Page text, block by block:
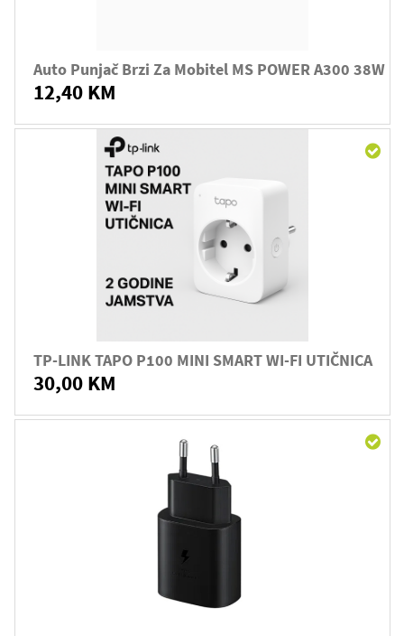
Auto Punjač Brzi Za Mobitel MS POWER A300 38W
12,40 KM
TP-LINK TAPO P100 MINI SMART WI-FI UTIČNICA
30,00 KM